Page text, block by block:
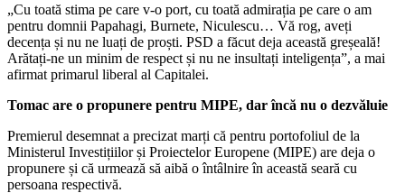
„Cu toată stima pe care v-o port, cu toată admirația pe care o am
pentru domnii Papahagi, Burnete, Niculescu… Vă rog, aveți
decența și nu ne luați de proști. PSD a făcut deja această greșeală!
Arătați-ne un minim de respect și nu ne insultați inteligența”, a mai
afirmat primarul liberal al Capitalei.
Tomac are o propunere pentru MIPE, dar încă nu o dezvăluie
Premierul desemnat a precizat marți că pentru portofoliul de la
Ministerul Investițiilor și Proiectelor Europene (MIPE) are deja o
propunere și că urmează să aibă o întâlnire în această seară cu
persoana respectivă.